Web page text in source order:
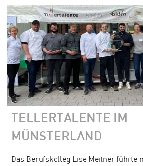
TELLERTALENTE IM
MÜNSTERLAND
Das Berufskolleg Lise Meitner führte